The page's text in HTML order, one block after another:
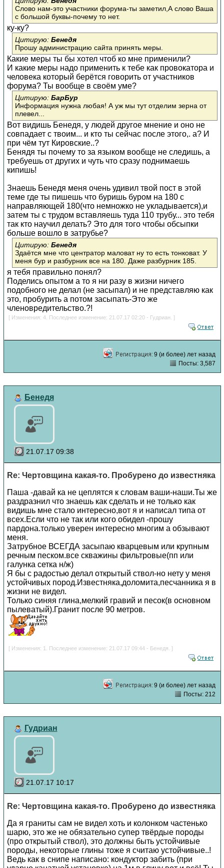
Слово нам-это участники форума-ты заметил,А слово Ваша
с большой буквы-почему то нет.
ку-ку?
Цитирую: Бенедя
Прошу администрацию сайта принять меры.
Какие меры ты бы хотел чтоб ко мне применили?
И какие меры надо применить к тебе как провокатора и
человека который берётся говорить от участников
форума? Ты вообще в своём уме?
Цитирую: БарБур
Информация нужна любая! А уж мы тут отделим зерна от
плевел...
Вот видишь Бенедя, у людей другое мнение и оно не
совпадает с твоим... и кто ты сейчас после этого,. а? И
при чём тут Кировские..?
Бенядя ты почему то за языком вообще не следишь, а
требуешь от других и чуть что сразу поднимаешь
кипишь!
Знаешь Бенедя меня очень удивил твой пост в этой
теме где ты пишешь что буришь буром на 180 с
направляющей 180(что немножко не укладывается),и
затем ты с трудом вставляешь туда 110 трубу... это тебя
так кто научил делать? Это для того чтобы обсыпки
больше вошло в затрубье?
Цитирую: Бенедя
Здаётся мне что центратор маловат ну то есть тонковат. У
меня бур и разбурник все на 180. Даже разбурник 185.
я тебя правильно понял?
Поделись опытом а то я ни разу в жизни ничего
подобного не делал (не засыпал) и не представляю как
это, пробурить а потом засыпать-Это же
членовредительство.?!
[ Изменения: 4. Последнее изменение: 21.07.17 02:20 - Гудриан. ]
9 (и более) лет назад
Посты: 3,587
Бенедя
21.07.17 09:38
Re: Чертовщина какая-то. Пробурено до известняка
Паша -давай ка не цеплятся к словам ваши-наши.Ты же
раздразнил что знаешь как сделать и не только как
видишь мне стало интересно,вот я и написал типа от
всех.Если что не так или кого обидел -прошу
пардона.только уверен интересно многим а обзывают
меня.
Затрубное ВСЕГДА засыпаю кварцевым или крупным
речным песком.все скважины фильтровые(пп или
галунка сетка н/ж)
Я бы с радостью делал открытый ствол-но нету у меня
устойчивых пород.Известняка,доломита,песчанника я в
жизни не видел.
Только синяя глина,мелкий гравий и песок(в основном
пылеватый).Гранит после 90 метров.
[ Изменения: 1. Последнее изменение: 21.07.17 09:44 - Бенедя. ]
9 (и более) лет назад
Посты: 212
Гудриан
21.07.17 10:17
Re: Чертовщина какая-то. Пробурено до известняка
Да я граниты сам не видел хоть и колонком частенько
шарю, это же не обязательно супер твёрдые породы
(про открытый ствол), это должны быть устойчивые
породы, некоторые глины тоже я считаю устойчивые..!
Ведь как в снипе написано: кондуктор забить (при